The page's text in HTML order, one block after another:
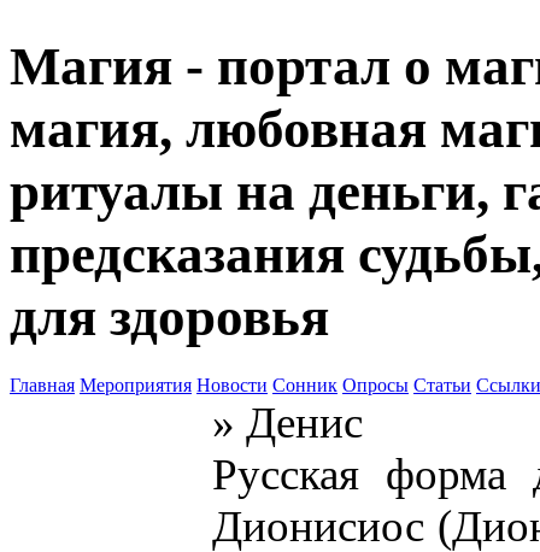
Магия - портал о
магия, любовная
ритуалы на деньги,
предсказания
для здоровья
Главная Мероприятия Новости Сонник Опросы Статьи Ссылки
» Денис
Русская форма
Дионисиос